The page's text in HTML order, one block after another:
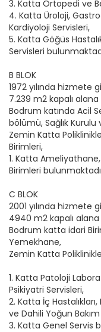
3. Katta Ortopedi ve
4. Katta Üroloji,
Kardiyoloji Servisleri,
5. Katta Göğüs
Servisleri
B BLOK
1972 yılında hizmete
7.239 m2 kapalı alana
Bodrum katında Acil
bölümü, Sağlık Kurulu
Zemin Katta
Birimleri,
1. Katta
Birimleri
C BLOK
2001 yılında hizmete
4940 m2 kapalı alana
Bodrum katta idari
Yemekhane,
Zemin Katta
1. Katta Patoloji
Psikiyatri Servisleri,
2. Katta İç
ve Dahili Yoğun
3. Katta Genel Servis